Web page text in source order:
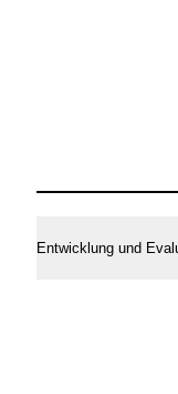
Entwicklung und